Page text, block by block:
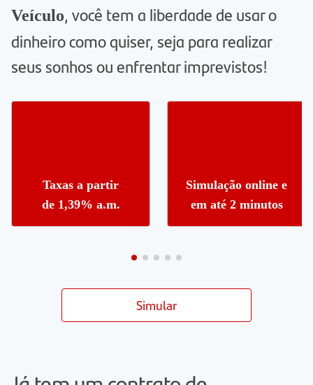
Veículo, você tem a liberdade de usar o
dinheiro como quiser, seja para realizar
seus sonhos ou enfrentar imprevistos!
Taxas a partir
de 1,39% a.m.
Simulação online e
em até 2 minutos
Simular